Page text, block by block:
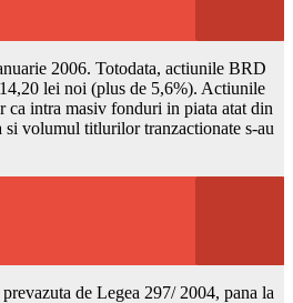
2006. Totodata, actiunile BRD
lei noi (plus de 5,6%). Actiunile
ca intra masiv fonduri in piata atat din
si volumul titlurilor tranzactionate s-au
de Legea 297/ 2004, pana la